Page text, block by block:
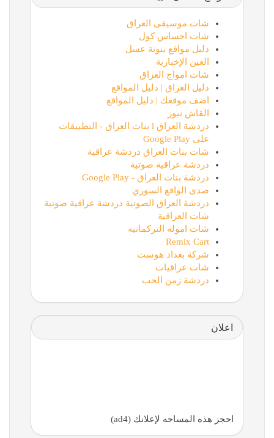
شات موسيقى العراق
شات احساس كول
دليل مواقع بنوتة عسل
العين الإخبارية
شات امواج العراق
دليل العراق | دليل المواقع
اضف موقعك | دليل المواقع
القاش نيوز
دردشة العراق l بنات العراق - التطبيقات
على Google Play
شات بنات العراق دردشة عراقية
دردشة عراقية صوتية
دردشة بنات العراق - Google Play
صدى الواقع السوري
دردشة العراق الصوتية دردشة عراقية صوتية
شات العراقية
شات اموله التركمانيه
Remix Cart
شركة بغداد هوست
شات عراقيات
دردشة زمن الحب
اعلان
احجز هذه المساحه لإعلانك (ad4)